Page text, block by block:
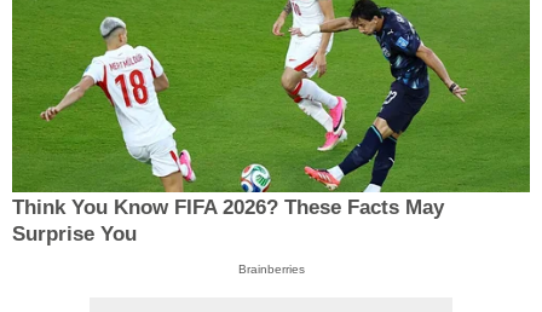
Think You Know FIFA 2026? These Facts May
Surprise You
Brainberries